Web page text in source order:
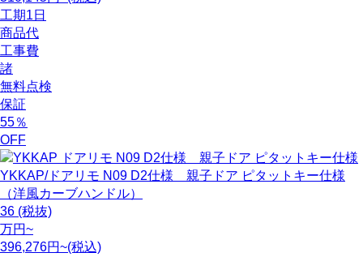
工期1日
商品代
工事費
諸
無料点検
保証
55％
OFF
YKKAP/ドアリモ N09 D2仕様 親子ドア ピタットキー仕様
（洋風カーブハンドル）
36 (税抜)
万円~
396,276円~(税込)